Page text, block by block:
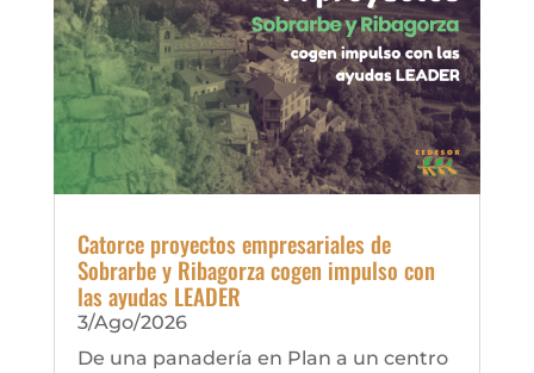
Catorce proyectos empresariales de
Sobrarbe y Ribagorza cogen impulso con
las ayudas LEADER
3/Ago/2026
De una panadería en Plan a un centro